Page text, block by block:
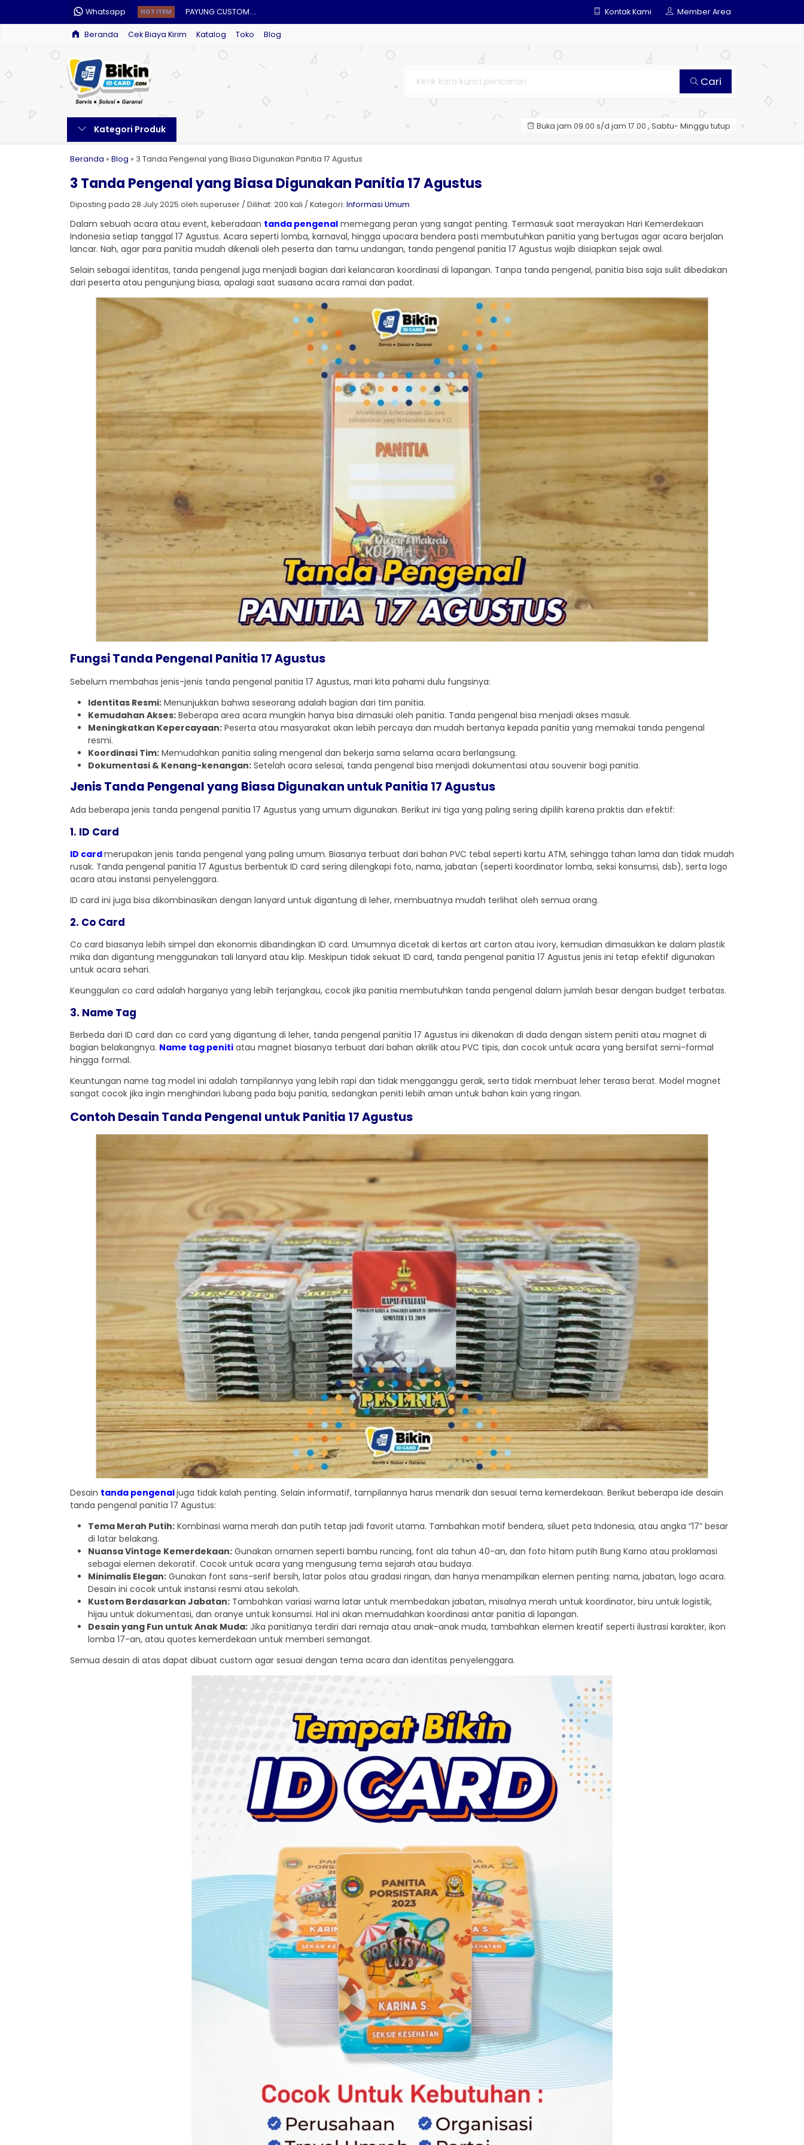
Whatsapp HOT ITEM PAYUNG CUSTOM....
CETAK PIN CUSTOM....
CETAK E-MONEY CUSTOM....
CETAK NAME TAG CUSTOM....
CETAK SERTIFIKAT....
STEMPEL CUSTOM....
Kontak Kami Member Area
Beranda Cek Biaya Kirim Katalog Toko Blog
Cari
Kategori Produk Buka jam 09.00 s/d jam 17.00 , Sabtu- Minggu tutup
Beranda » Blog » 3 Tanda Pengenal yang Biasa Digunakan Panitia 17 Agustus
3 Tanda Pengenal yang Biasa Digunakan Panitia 17 Agustus
Diposting pada 28 July 2025 oleh superuser / Dilihat: 200 kali / Kategori: Informasi Umum
Dalam sebuah acara atau event, keberadaan tanda pengenal memegang peran yang sangat penting. Termasuk saat merayakan Hari Kemerdekaan
Indonesia setiap tanggal 17 Agustus. Acara seperti lomba, karnaval, hingga upacara bendera pasti membutuhkan panitia yang bertugas agar acara berjalan
lancar. Nah, agar para panitia mudah dikenali oleh peserta dan tamu undangan, tanda pengenal panitia 17 Agustus wajib disiapkan sejak awal.
Selain sebagai identitas, tanda pengenal juga menjadi bagian dari kelancaran koordinasi di lapangan. Tanpa tanda pengenal, panitia bisa saja sulit dibedakan
dari peserta atau pengunjung biasa, apalagi saat suasana acara ramai dan padat.
Fungsi Tanda Pengenal Panitia 17 Agustus
Sebelum membahas jenis-jenis tanda pengenal panitia 17 Agustus, mari kita pahami dulu fungsinya:
Identitas Resmi: Menunjukkan bahwa seseorang adalah bagian dari tim panitia.
Kemudahan Akses: Beberapa area acara mungkin hanya bisa dimasuki oleh panitia. Tanda pengenal bisa menjadi akses masuk.
Meningkatkan Kepercayaan: Peserta atau masyarakat akan lebih percaya dan mudah bertanya kepada panitia yang memakai tanda pengenal
resmi.
Koordinasi Tim: Memudahkan panitia saling mengenal dan bekerja sama selama acara berlangsung.
Dokumentasi & Kenang-kenangan: Setelah acara selesai, tanda pengenal bisa menjadi dokumentasi atau souvenir bagi panitia.
Jenis Tanda Pengenal yang Biasa Digunakan untuk Panitia 17 Agustus
Ada beberapa jenis tanda pengenal panitia 17 Agustus yang umum digunakan. Berikut ini tiga yang paling sering dipilih karena praktis dan efektif:
1. ID Card
ID cardmerupakan jenis tanda pengenal yang paling umum. Biasanya terbuat dari bahan PVC tebal seperti kartu ATM, sehingga tahan lama dan tidak mudah
rusak. Tanda pengenal panitia 17 Agustus berbentuk ID card sering dilengkapi foto, nama, jabatan (seperti koordinator lomba, seksi konsumsi, dsb), serta logo
acara atau instansi penyelenggara.
ID card ini juga bisa dikombinasikan dengan lanyard untuk digantung di leher, membuatnya mudah terlihat oleh semua orang.
2. Co Card
Co card biasanya lebih simpel dan ekonomis dibandingkan ID card. Umumnya dicetak di kertas art carton atau ivory, kemudian dimasukkan ke dalam plastik
mika dan digantung menggunakan tali lanyard atau klip. Meskipun tidak sekuat ID card, tanda pengenal panitia 17 Agustus jenis ini tetap efektif digunakan
untuk acara sehari.
Keunggulan co card adalah harganya yang lebih terjangkau, cocok jika panitia membutuhkan tanda pengenal dalam jumlah besar dengan budget terbatas.
3. Name Tag
Berbeda dari ID card dan co card yang digantung di leher, tanda pengenal panitia 17 Agustus ini dikenakan di dada dengan sistem peniti atau magnet di
bagian belakangnya. Name tag peniti atau magnet biasanya terbuat dari bahan akrilik atau PVC tipis, dan cocok untuk acara yang bersifat semi-formal
hingga formal.
Keuntungan name tag model ini adalah tampilannya yang lebih rapi dan tidak mengganggu gerak, serta tidak membuat leher terasa berat. Model magnet
sangat cocok jika ingin menghindari lubang pada baju panitia, sedangkan peniti lebih aman untuk bahan kain yang ringan.
Contoh Desain Tanda Pengenal untuk Panitia 17 Agustus
Desain tanda pengenaljuga tidak kalah penting. Selain informatif, tampilannya harus menarik dan sesuai tema kemerdekaan. Berikut beberapa ide desain
tanda pengenal panitia 17 Agustus:
Tema Merah Putih: Kombinasi warna merah dan putih tetap jadi favorit utama. Tambahkan motif bendera, siluet peta Indonesia, atau angka “17” besar
di latar belakang.
Nuansa Vintage Kemerdekaan: Gunakan ornamen seperti bambu runcing, font ala tahun 40-an, dan foto hitam putih Bung Karno atau proklamasi
sebagai elemen dekoratif. Cocok untuk acara yang mengusung tema sejarah atau budaya.
Minimalis Elegan: Gunakan font sans-serif bersih, latar polos atau gradasi ringan, dan hanya menampilkan elemen penting: nama, jabatan, logo acara.
Desain ini cocok untuk instansi resmi atau sekolah.
Kustom Berdasarkan Jabatan: Tambahkan variasi warna latar untuk membedakan jabatan, misalnya merah untuk koordinator, biru untuk logistik,
hijau untuk dokumentasi, dan oranye untuk konsumsi. Hal ini akan memudahkan koordinasi antar panitia di lapangan.
Desain yang Fun untuk Anak Muda: Jika panitianya terdiri dari remaja atau anak-anak muda, tambahkan elemen kreatif seperti ilustrasi karakter, ikon
lomba 17-an, atau quotes kemerdekaan untuk memberi semangat.
Semua desain di atas dapat dibuat custom agar sesuai dengan tema acara dan identitas penyelenggara.